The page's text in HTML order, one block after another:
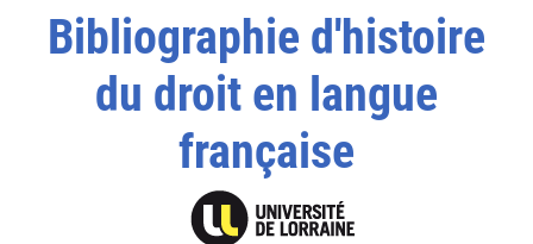
Bibliographie d'histoire
du droit en langue
française